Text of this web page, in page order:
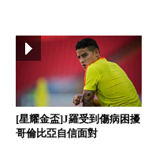
[星耀金盃]J羅受到傷病困擾
哥倫比亞自信面對